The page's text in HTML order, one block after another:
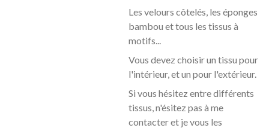
Les velours côtelés, les éponges
bambou et tous les tissus à
motifs...
Vous devez choisir un tissu pour
l'intérieur, et un pour l'extérieur.
Si vous hésitez entre différents
tissus, n'ésitez pas à me
contacter et je vous les